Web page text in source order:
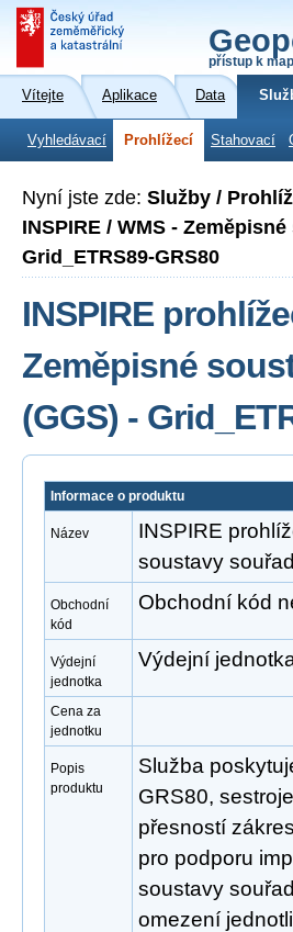
přístup k
Vítejte Aplikace Data
Vyhledávací Prohlížecí Stahovací
Nyní jste zde: Služby /
INSPIRE / WMS -
Grid_ETRS89-GRS80
INSPIRE
Zeměpisné
(GGS) -
Informace o produktu
Název
INSPIRE
soustavy
Obchodní
kód
Obchodní kód
Výdejní
jednotka
Výdejní
Cena za
jednotku
Popis
produktu
Služba
GRS80,
přesností
pro podporu
soustavy
omezení